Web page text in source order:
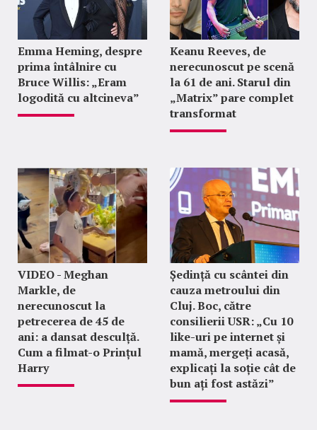
Emma Heming, despre
prima întâlnire cu
Bruce Willis: „Eram
logodită cu altcineva”
Keanu Reeves, de
nerecunoscut pe scenă
la 61 de ani. Starul din
„Matrix” pare complet
transformat
VIDEO - Meghan
Markle, de
nerecunoscut la
petrecerea de 45 de
ani: a dansat desculță.
Cum a filmat-o Prințul
Harry
Ședință cu scântei din
cauza metroului din
Cluj. Boc, către
consilierii USR: „Cu 10
like-uri pe internet și
mamă, mergeți acasă,
explicați la soție cât de
bun ați fost astăzi”